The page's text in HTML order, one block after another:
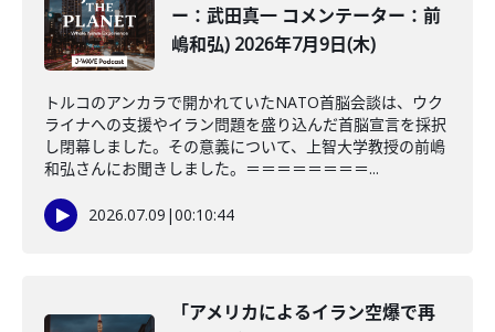
ー：武田真一 コメンテーター：前
嶋和弘) 2026年7月9日(木)
トルコのアンカラで開かれていたNATO首脳会談は、ウク
ライナへの支援やイラン問題を盛り込んだ首脳宣言を採択
し閉幕しました。その意義について、上智大学教授の前嶋
和弘さんにお聞きしました。＝＝＝＝＝＝＝＝...
2026.07.09 |00:10:44
「アメリカによるイラン空爆で再